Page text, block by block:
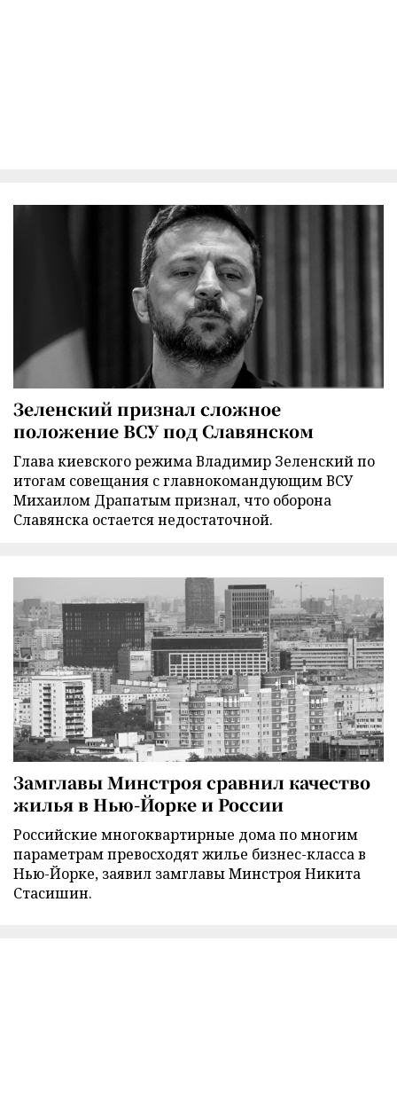
Зеленский признал сложное
положение ВСУ под Славянском
Глава киевского режима Владимир Зеленский по
итогам совещания с главнокомандующим ВСУ
Михаилом Драпатым признал, что оборона
Славянска остается недостаточной.
Замглавы Минстроя сравнил качество
жилья в Нью-Йорке и России
Российские многоквартирные дома по многим
параметрам превосходят жилье бизнес-класса в
Нью-Йорке, заявил замглавы Минстроя Никита
Стасишин.